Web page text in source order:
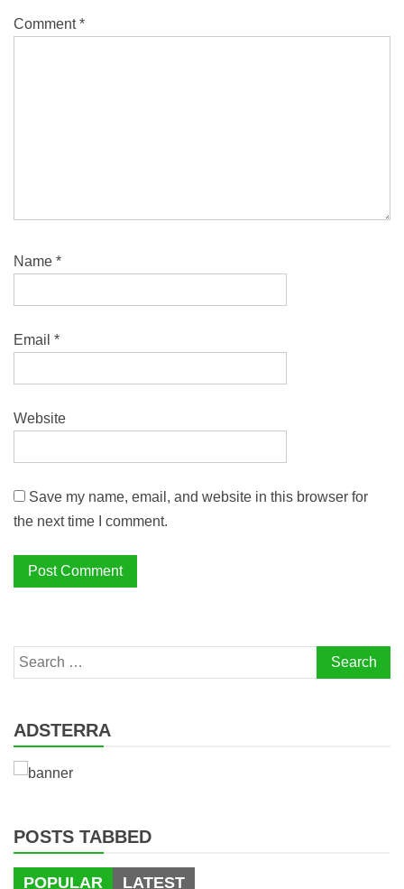
Comment*
Name *
Email *
Website
Save my name, email, and website in this browser for
the next time I comment.
Search
for:
ADSTERRA
POSTS TABBED
POPULAR LATEST